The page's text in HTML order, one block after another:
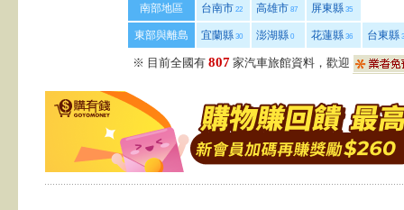
南部地區 台南市 22 高雄市 87 屏東縣 35
東部與離島 宜蘭縣 30 澎湖縣 0 花蓮縣 36 台東縣
※ 目前全國有 807 家汽車旅館資料，歡迎